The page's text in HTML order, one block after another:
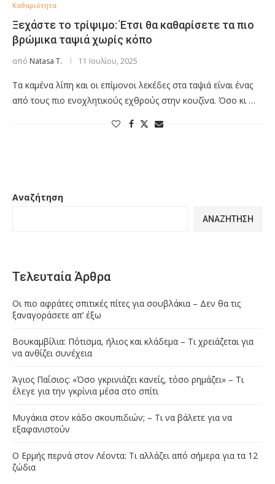
Καθαριότητα
Ξεχάστε το τρίψιμο: Έτσι θα καθαρίσετε τα πιο
βρώμικα ταψιά χωρίς κόπο
από Natasa T. 11 Ιουλίου, 2025
Τα καμένα λίπη και οι επίμονοι λεκέδες στα ταψιά είναι ένας
από τους πιο ενοχλητικούς εχθρούς στην κουζίνα. Όσο κι …
Αναζήτηση
ΑΝΑΖΉΤΗΣΗ
Τελευταία Άρθρα
Οι πιο αφράτες σπιτικές πίτες για σουβλάκια – Δεν θα τις
ξαναγοράσετε απ’ έξω
Βουκαμβίλια: Πότισμα, ήλιος και κλάδεμα – Τι χρειάζεται για
να ανθίζει συνέχεια
Άγιος Παΐσιος: «Όσο γκρινιάζει κανείς, τόσο ρημάζει» – Τι
έλεγε για την γκρίνια μέσα στο σπίτι
Μυγάκια στον κάδο σκουπιδιών; – Τι να βάλετε για να
εξαφανιστούν
Ο Ερμής περνά στον Λέοντα: Τι αλλάζει από σήμερα για τα 12
ζώδια